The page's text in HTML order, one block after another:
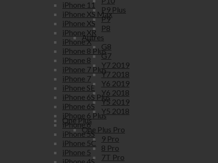
P9 Plus
P9
P8
Autres
G8
G7
Y7 2019
Y7 2018
Y6 2019
Y6 2018
Y5 2019
Y5 2018
One Plus
One Plus Pro
9 Pro
8 Pro
7T Pro
iPhone 11
iPhone XS Max
iPhone XS
iPhone XR
iPhone X
iPhone 8 Plus
iPhone 8
iPhone 7 Plus
iPhone 7
iPhone SE
iPhone 6S Plus
iPhone 6S
iPhone 6 Plus
iPhone 6
iPhone 5S
iPhone 5C
iPhone 5